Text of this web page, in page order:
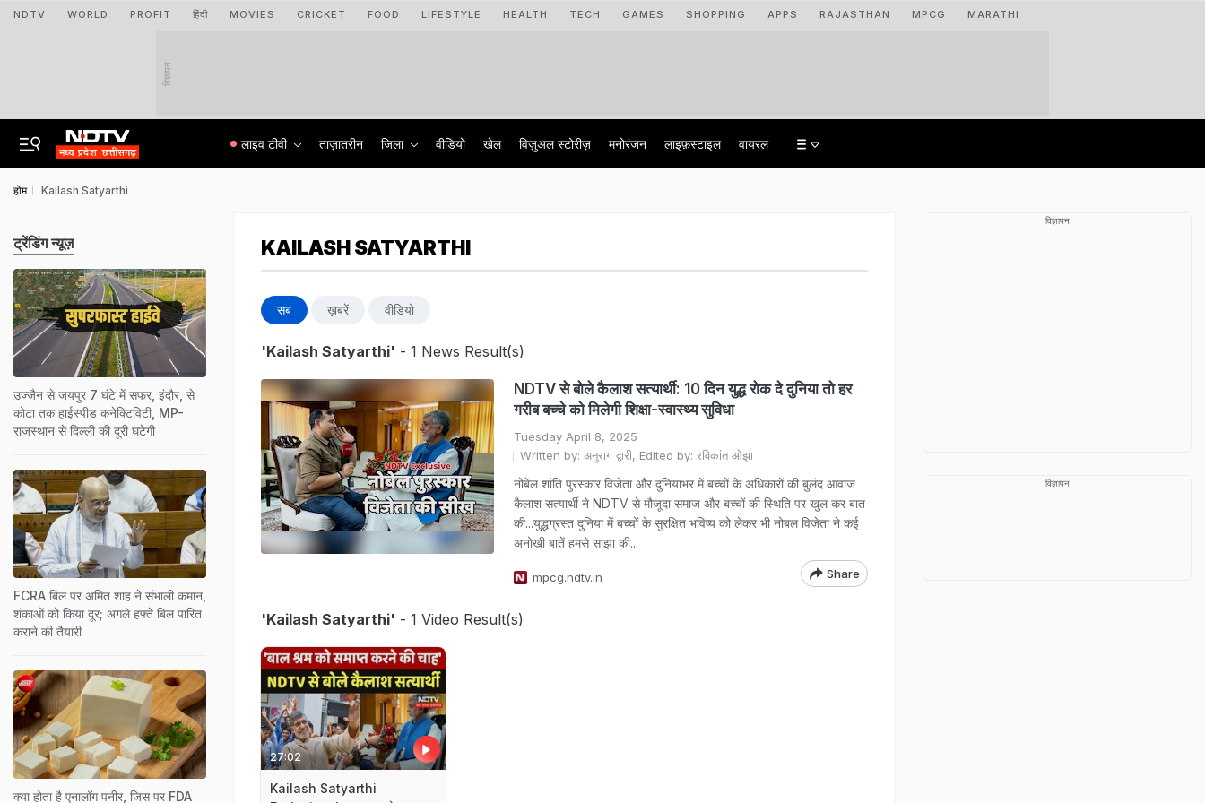
NDTV WORLD PROFIT हिंदी MOVIES CRICKET FOOD LIFESTYLE HEALTH TECH GAMES SHOPPING APPS RAJASTHAN MPCG MARATHI
विज्ञापन
लाइव टीवी ताज़ातरीन जिला वीडियो खेल विज़ुअल स्टोरीज़ मनोरंजन लाइफ़स्टाइल वायरल
होम Kailash Satyarthi
KAILASH SATYARTHI
सब ख़बरें वीडियो
'Kailash Satyarthi' - 1 News Result(s)
NDTV से बोले कैलाश सत्यार्थी: 10 दिन युद्ध रोक दे दुनिया तो हर
गरीब बच्चे को मिलेगी शिक्षा-स्वास्थ्य सुविधा
Tuesday April 8, 2025
Written by: अनुराग द्वारी, Edited by: रविकांत ओझा
नोबेल शांति पुरस्कार विजेता और दुनियाभर में बच्चों के अधिकारों की बुलंद आवाज
कैलाश सत्यार्थी ने NDTV से मौजूदा समाज और बच्चों की स्थिति पर खुल कर बात
की...युद्धग्रस्त दुनिया में बच्चों के सुरक्षित भविष्य को लेकर भी नोबल विजेता ने कई
अनोखी बातें हमसे साझा की...
mpcg.ndtv.in Share
'Kailash Satyarthi' - 1 Video Result(s)
27:02
Kailash Satyarthi
ट्रेंडिंग न्यूज़
उज्जैन से जयपुर 7 घंटे में सफर, इंदौर, से
कोटा तक हाईस्पीड कनेक्टिविटी, MP-
राजस्थान से दिल्ली की दूरी घटेगी
FCRA बिल पर अमित शाह ने संभाली कमान,
शंकाओं को किया दूर; अगले हफ्ते बिल पारित
कराने की तैयारी
क्या होता है एनालॉग पनीर, जिस पर FDA
विज्ञापन
विज्ञापन